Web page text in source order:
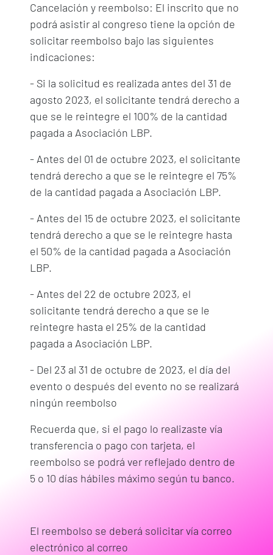
Cancelación y reembolso: El inscrito que no
podrá asistir al congreso tiene la opción de
solicitar reembolso bajo las siguientes
indicaciones:
- Si la solicitud es realizada antes del 31 de
agosto 2023, el solicitante tendrá derecho a
que se le reintegre el 100% de la cantidad
pagada a Asociación LBP.
- Antes del 01 de octubre 2023, el solicitante
tendrá derecho a que se le reintegre el 75%
de la cantidad pagada a Asociación LBP.
- Antes del 15 de octubre 2023, el solicitante
tendrá derecho a que se le reintegre hasta
el 50% de la cantidad pagada a Asociación
LBP.
- Antes del 22 de octubre 2023, el
solicitante tendrá derecho a que se le
reintegre hasta el 25% de la cantidad
pagada a Asociación LBP.
- Del 23 al 31 de octubre de 2023, el día del
evento o después del evento no se realizará
ningún reembolso
Recuerda que, si el pago lo realizaste vía
transferencia o pago con tarjeta, el
reembolso se podrá ver reflejado dentro de
5 o 10 días hábiles máximo según tu banco.
El reembolso se deberá solicitar vía correo
electrónico al correo